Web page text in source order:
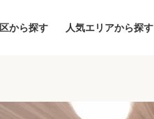
区から探す 人気エリアから探す
地図から探す